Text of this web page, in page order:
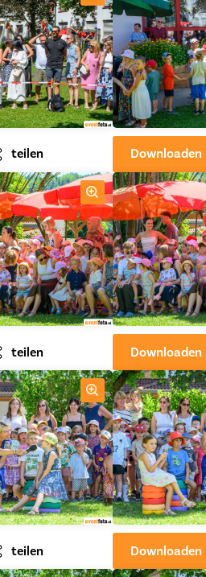
teilen Downloaden
teilen Downloaden
teilen Downloaden